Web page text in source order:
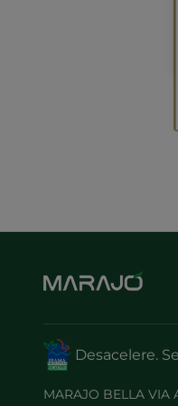
Desacelere.
MARAJO BELLA VIA